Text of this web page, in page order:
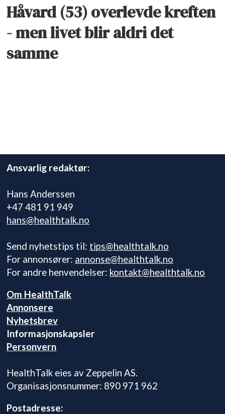
Håvard (53) overlevde kreften
- men livet blir aldri det
samme
Ansvarlig redaktør:
Hans Anderssen
+47 481 91 949
hans@healthtalk.no
Send nyhetstips til: tips@healthtalk.no
For annonsører: annonse@healthtalk.no
For andre henvendelser: kontakt@healthtalk.no
Om HealthTalk
Annonsere
Nyhetsbrev
Informasjonskapsler
Personvern
HealthTalk eies av Zeppelin AS.
Organisasjonsnummer: 890 971 962
Postadresse: